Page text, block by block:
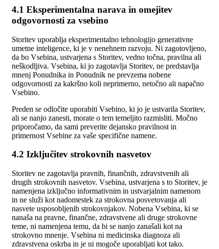
4.1 Eksperimentalna narava in omejitev
odgovornosti za vsebino
Storitev uporablja eksperimentalno tehnologijo generativne
umetne inteligence, ki je v nenehnem razvoju. Ni zagotovljeno,
da bo Vsebina, ustvarjena s Storitev, vedno točna, pravilna ali
neškodljiva. Vsebina, ki jo zagotavlja Storitev, ne predstavlja
mnenj Ponudnika in Ponudnik ne prevzema nobene
odgovornosti za kakršno koli neprimerno, netočno ali napačno
Vsebino.
Preden se odločite uporabiti Vsebino, ki jo je ustvarila Storitev,
ali se nanjo zanesti, morate o tem temeljito razmisliti. Močno
priporočamo, da sami preverite dejansko pravilnost in
primernost Vsebine za vaše specifične namene.
4.2 Izključitev strokovnih nasvetov
Storitev ne zagotavlja pravnih, finančnih, zdravstvenih ali
drugih strokovnih nasvetov. Vsebina, ustvarjena s to Storitev, je
namenjena izključno informativnim in ustvarjalnim namenom
in ne služi kot nadomestek za strokovna posvetovanja ali
nasvete usposobljenih strokovnjakov. Nobena Vsebina, ki se
nanaša na pravne, finančne, zdravstvene ali druge strokovne
teme, ni namenjena temu, da bi se nanjo zanašali kot na
strokovno mnenje. Vsebina ni medicinska diagnoza ali
zdravstvena oskrba in je ni mogoče uporabljati kot tako.